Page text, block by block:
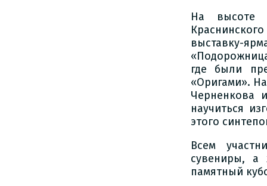
На высоте
выставку-
где были
«Оригами».
Черненкова
научиться
этого
Всем
сувениры, а
памятный